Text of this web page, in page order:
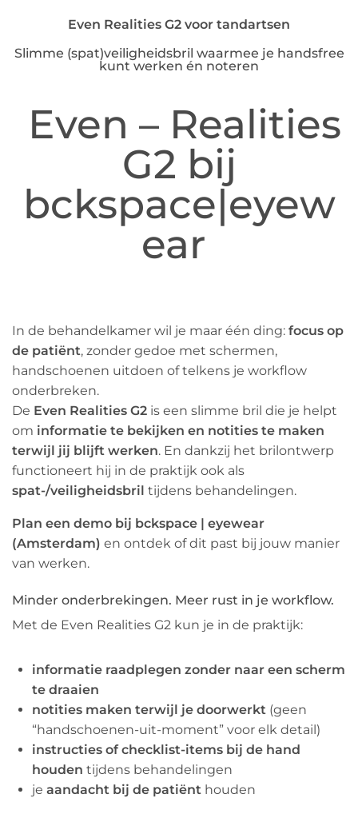
Even Realities G2 voor tandartsen
Slimme (spat)veiligheidsbril waarmee je handsfree
kunt werken én noteren
Even – Realities
G2 bij
bckspace|eyew
ear
In de behandelkamer wil je maar één ding: focus op
de patiënt, zonder gedoe met schermen,
handschoenen uitdoen of telkens je workflow
onderbreken.
De Even Realities G2 is een slimme bril die je helpt
om informatie te bekijken en notities te maken
terwijl jij blijft werken. En dankzij het brilontwerp
functioneert hij in de praktijk ook als
spat-/veiligheidsbril tijdens behandelingen.
Plan een demo bij bckspace | eyewear
(Amsterdam) en ontdek of dit past bij jouw manier
van werken.
Minder onderbrekingen. Meer rust in je workflow.
Met de Even Realities G2 kun je in de praktijk:
informatie raadplegen zonder naar een scherm
te draaien
notities maken terwijl je doorwerkt (geen
“handschoenen-uit-moment” voor elk detail)
instructies of checklist-items bij de hand
houden tijdens behandelingen
je aandacht bij de patiënt houden